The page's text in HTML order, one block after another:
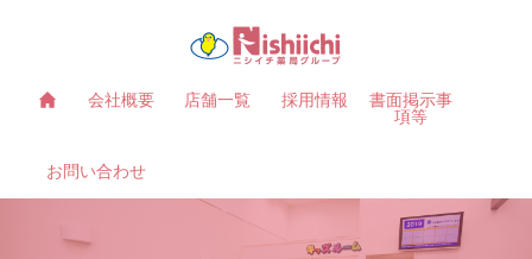
会社概要 店舗一覧 採用情報
書面掲示事
項等
お問い合わせ